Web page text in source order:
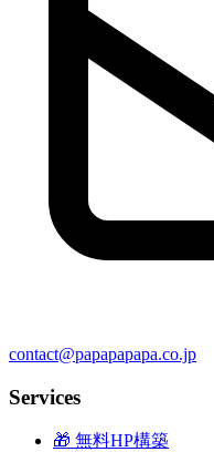
contact@papapapapa.co.jp
Services
🎁 無料HP構築